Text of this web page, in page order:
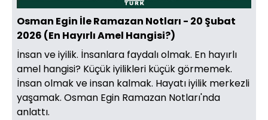
Osman Egin İle Ramazan Notları - 20 Şubat
2026 (En Hayırlı Amel Hangisi?)
İnsan ve iyilik. İnsanlara faydalı olmak. En hayırlı
amel hangisi? Küçük iyilikleri küçük görmemek.
İnsan olmak ve insan kalmak. Hayatı iyilik merkezli
yaşamak. Osman Egin Ramazan Notları'nda
anlattı.